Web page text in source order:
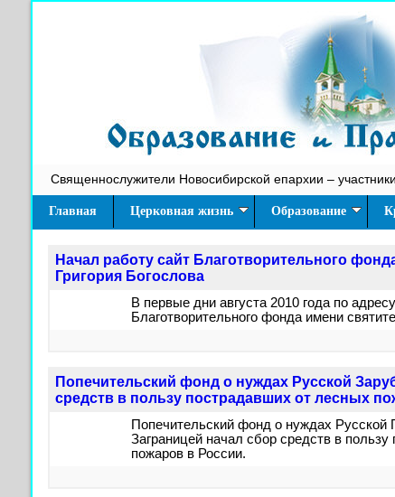
Священнослужители Новосибирской епархии –
Главная Церковная жизнь Образование
Начал работу сайт Благотворительного
Григория Богослова
В первые дни августа 2010 года по
Благотворительного фонда имени
Попечительский фонд о нуждах Русской
средств в пользу пострадавших от лесных
Попечительский фонд о нуждах Русской
Заграницей начал сбор средств в
пожаров в России.